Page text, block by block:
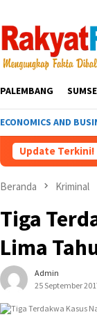
PALEMBANG
ECONOMICS AND
Update Terkini!
Siapa
Beranda Kriminal
Tiga
Lima
Admin
25 September